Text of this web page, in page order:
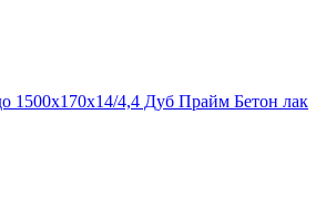
1500х170х14/4,4 Дуб Прайм Бетон лак